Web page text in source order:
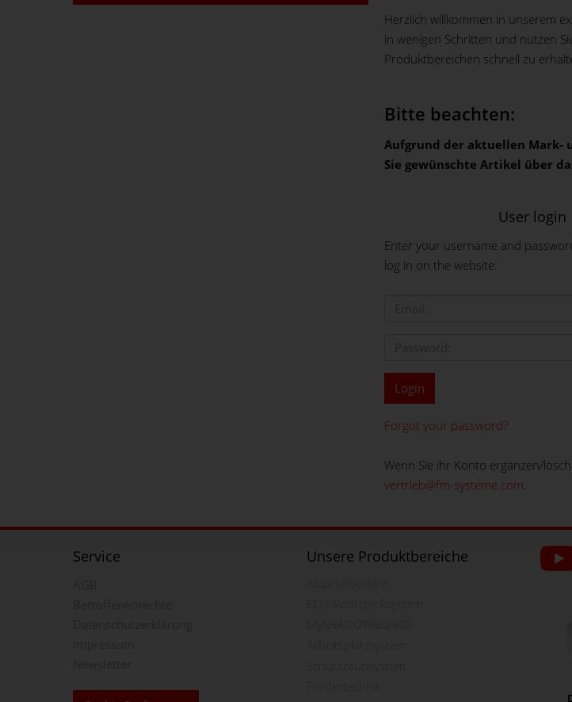
Herzlich willkommen in unserem
in wenigen Schritten und nutzen
Produktbereichen schnell zu
Bitte beachten:
Aufgrund der aktuellen Mark-
Sie gewünschte Artikel über
User login
Enter your username and
log in on the website:
Login
Forgot your password?
Wenn Sie ihr Konto ergänzen/
vertrieb@fm-systeme.com.
Service Unsere Produktbereiche